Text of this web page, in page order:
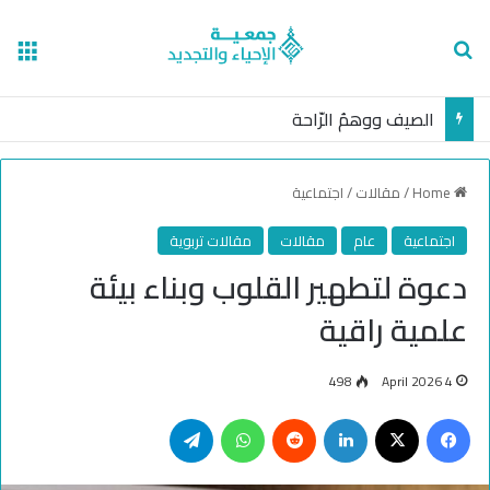
الصيف ووهمُ الرّاحة
/مقالات/اجتماعية
اجتماعية
عام مقالات مقالات تربوية
دعوة لتطهير القلوب وبناء بيئة
علمية راقية
4 April 2026
498
Facebook
LinkedIn
Reddit
WhatsApp